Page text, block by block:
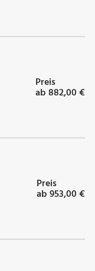
Preis
ab 882,00 €
Preis
ab 953,00 €